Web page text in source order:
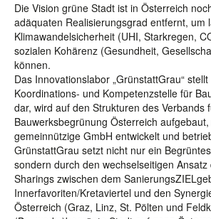
Die Vision grüne Stadt ist in Österreich
adäquaten Realisierungsgrad entfernt, um
Klimawandelsicherheit (UHI, Starkregen,
sozialen Kohärenz (Gesundheit,
können.
Das Innovationslabor „GrünstattGrau“
Koordinations- und Kompetenzstelle für
dar, wird auf den Strukturen des Verbands
Bauwerksbegrünung Österreich
gemeinnützige GmbH entwickelt und
GrünstattGrau setzt nicht nur ein
sondern durch den wechselseitigen
Sharings zwischen dem
Innerfavoriten/Kretaviertel und den
Österreich (Graz, Linz, St. Pölten und